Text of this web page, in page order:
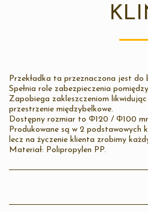
Przekładka ta przeznaczona jest do
Spełnia role zabezpieczenia
Zapobiega zakleszczeniom likwidując
przestrzenie międzybelkowe.
Dostępny rozmiar to Φ120 / Φ100
Produkowane są w 2 podstawowych
lecz na życzenie klienta zrobimy
Materiał: Polipropylen PP.